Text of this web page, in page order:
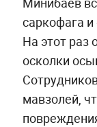
саркофага и
На этот раз
осколки
мавзолей,